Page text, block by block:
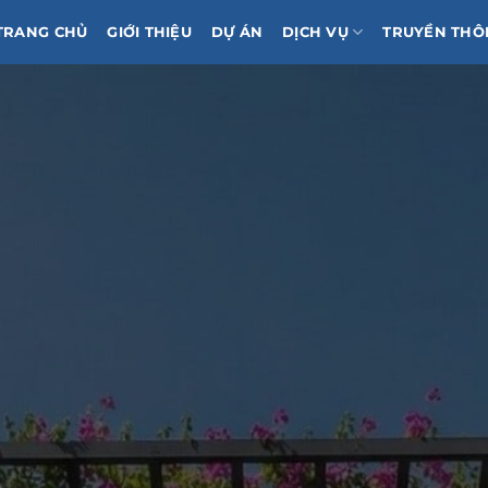
CHỦ GIỚI THIỆU DỰ ÁN DỊCH VỤ TRUYỀN